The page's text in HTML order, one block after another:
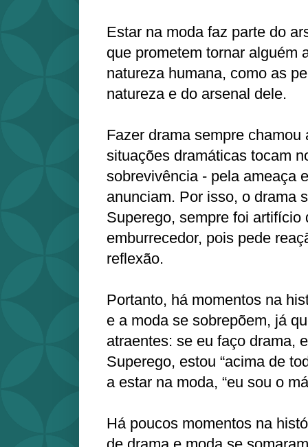
Estar na moda faz parte do
que prometem tornar alguém
natureza humana, como as
natureza e do arsenal dele.
Fazer drama sempre chamou
situações dramáticas tocam
sobrevivência - pela ameaça
anunciam. Por isso, o drama
Superego, sempre foi artifício
emburrecedor, pois pede
reflexão.
Portanto, há momentos na
e a moda se sobrepõem, já
atraentes: se eu faço drama,
Superego, estou “acima de
a estar na moda, “eu sou o
Há poucos momentos na